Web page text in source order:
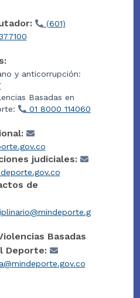
(601)
y anticorrupción:
Basadas en
01 8000 114060
judiciales:
de
Basadas
Deporte: